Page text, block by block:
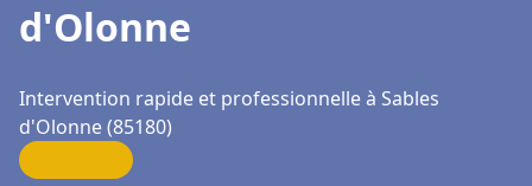
d'Olonne
Intervention rapide et professionnelle à Sables
d'Olonne (85180)